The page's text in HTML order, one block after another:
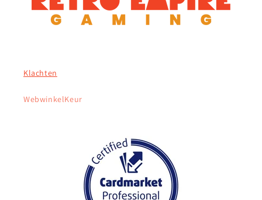
Klachten
WebwinkelKeur